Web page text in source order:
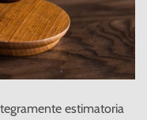
estimatoria